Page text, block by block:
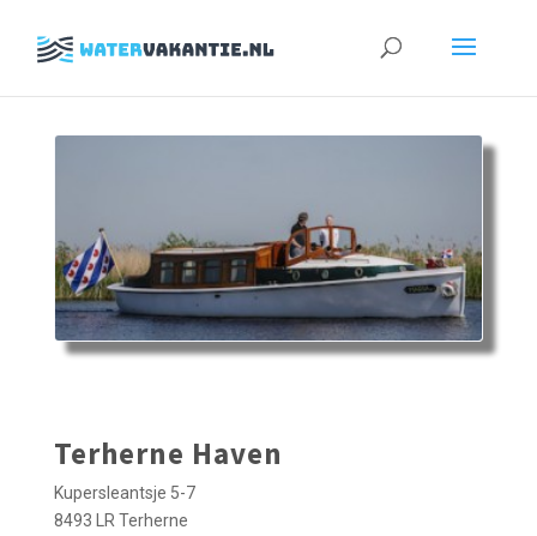
Zoeken
Terherne Haven
Kupersleantsje 5-7
8493 LR Terherne